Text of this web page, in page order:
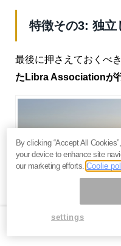
特徴その3: 独
最後に押さえておくべき
たLibra Associationが
出典
By clicking “Accept All
your device to enhance site
our marketing efforts.Coolie
settings